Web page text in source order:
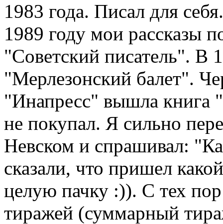
1983 года. Писал для
1989 году мои рассказы
"Советский писатель". В
"Мерлезонский балет".
"Инапресс" вышла книга
не покупал. Я сильно
Невском и спрашивал:
сказали, что пришел
целую пачку :)). С тех
тиражей (суммарный